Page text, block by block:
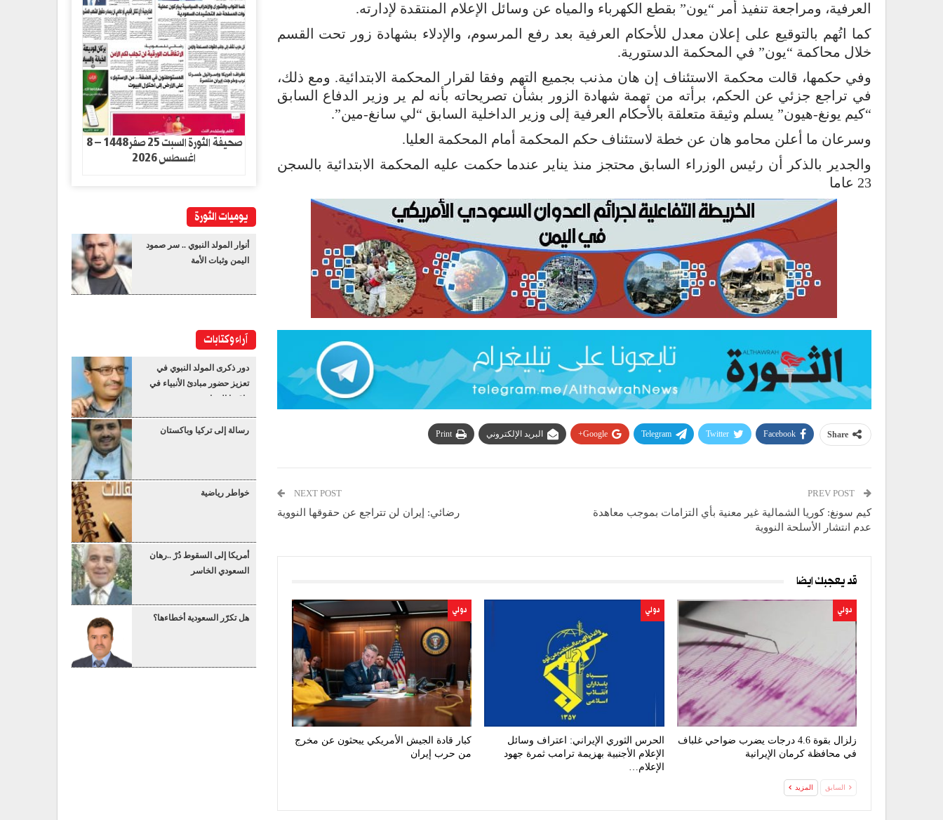
العرفية، ومراجعة تنفيذ أمر “يون” بقطع الكهرباء والمياه عن وسائل الإعلام المنتقدة لإدارته.
كما اتُهم بالتوقيع على إعلان معدل للأحكام العرفية بعد رفع المرسوم، والإدلاء بشهادة زور تحت القسم
خلال محاكمة “يون” في المحكمة الدستورية.
وفي حكمها، قالت محكمة الاستئناف إن هان مذنب بجميع التهم وفقا لقرار المحكمة الابتدائية. ومع ذلك،
في تراجع جزئي عن الحكم، برأته من تهمة شهادة الزور بشأن تصريحاته بأنه لم ير وزير الدفاع السابق
“كيم يونغ-هيون” يسلم وثيقة متعلقة بالأحكام العرفية إلى وزير الداخلية السابق “لي سانغ-مين”.
وسرعان ما أعلن محامو هان عن خطة لاستئناف حكم المحكمة أمام المحكمة العليا.
والجدير بالذكر أن رئيس الوزراء السابق محتجز منذ يناير عندما حكمت عليه المحكمة الابتدائية بالسجن
23 عاما
Share
Facebook
Twitter
Telegram
Google+ البريد الإلكتروني Print
كيم سونغ: كوريا الشمالية غير معنية بأي التزامات بموجب معاهدة
عدم انتشار الأسلحة النووية
NEXT POST
رضائي: إيران لن تتراجع عن حقوقها النووية
قد يعجبك ايضا
دولي
زلزال بقوة 4.6 درجات يضرب ضواحي غلباف
في محافظة كرمان الإيرانية
دولي
الحرس الثوري الإيراني: اعتراف وسائل
الإعلام الأجنبية بهزيمة ترامب ثمرة جهود
الإعلام…
دولي
كبار قادة الجيش الأمريكي يبحثون عن مخرج
من حرب إيران
السابق المزيد
صحيفة الثورة السبت 25 صفر1448 – 8
اغسطس 2026
يوميات الثورة
أنوار المولد النبوي .. سر صمود
اليمن وثبات الأمة
آراء وكتابات
دور ذكرى المولد النبوي في
تعزيز حضور مبادئ الأنبياء في
واقعنا المعاصر
رسالة إلى تركيا وباكستان
خواطر رياضية
أمريكا إلى السقوط دُرْ ..رهان
السعودي الخاسر
هل تكرّر السعودية أخطاءها؟